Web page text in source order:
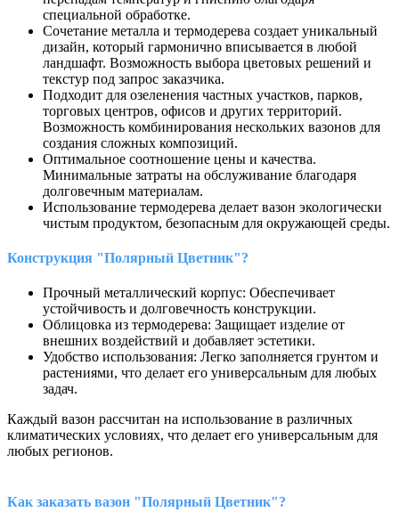
специальной обработке.
Сочетание металла и термодерева создает уникальный
дизайн, который гармонично вписывается в любой
ландшафт. Возможность выбора цветовых решений и
текстур под запрос заказчика.
Подходит для озеленения частных участков, парков,
торговых центров, офисов и других территорий.
Возможность комбинирования нескольких вазонов для
создания сложных композиций.
Оптимальное соотношение цены и качества.
Минимальные затраты на обслуживание благодаря
долговечным материалам.
Использование термодерева делает вазон экологически
чистым продуктом, безопасным для окружающей среды.
Конструкция "Полярный Цветник"?
Прочный металлический корпус: Обеспечивает
устойчивость и долговечность конструкции.
Облицовка из термодерева: Защищает изделие от
внешних воздействий и добавляет эстетики.
Удобство использования: Легко заполняется грунтом и
растениями, что делает его универсальным для любых
задач.
Каждый вазон рассчитан на использование в различных
климатических условиях, что делает его универсальным для
любых регионов.
Как заказать вазон "Полярный Цветник"?